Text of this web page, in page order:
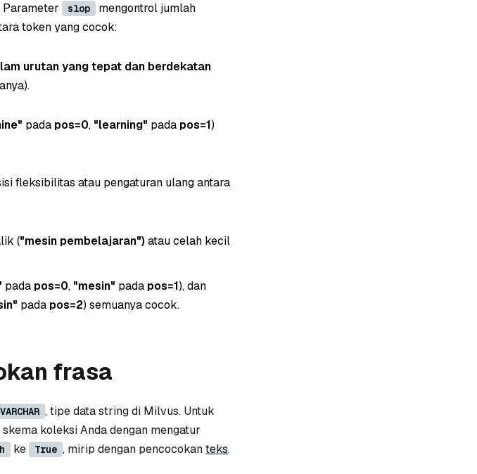
Parameter
slop
mengontrol jumlah
token yang cocok:
urutan yang tepat dan berdekatan
pada pos=0, "learning" pada pos=1)
fleksibilitas atau pengaturan ulang antara
("mesin pembelajaran") atau celah kecil
pada pos=0, "mesin" pada pos=1), dan
pada pos=2) semuanya cocok.
frasa
VARCHAR , tipe data string di Milvus. Untuk
koleksi Anda dengan mengatur
ke True , mirip dengan pencocokanteks.